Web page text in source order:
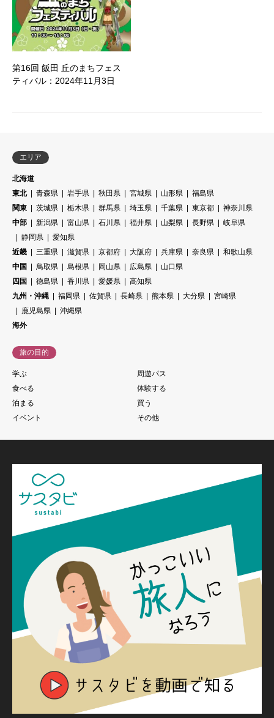
第16回 飯田 丘のまちフェス
ティバル：2024年11月3日
エリア
北海道
東北
青森県 岩手県 秋田県 宮城県 山形県
福島県
関東
茨城県 栃木県 群馬県 埼玉県 千葉県 東京都
神奈川県
中部
新潟県 富山県 石川県 福井県 山梨県 長野県
岐阜県
静岡県
愛知県
近畿
三重県 滋賀県 京都府 大阪府 兵庫県 奈良県
和歌山県
中国
鳥取県 島根県 岡山県 広島県
山口県
四国
徳島県 香川県 愛媛県
高知県
九州・沖縄
福岡県 佐賀県 長崎県 熊本県 大分県
宮崎県
鹿児島県
沖縄県
海外
旅の目的
学ぶ
周遊パス
食べる
体験する
泊まる
買う
イベント
その他